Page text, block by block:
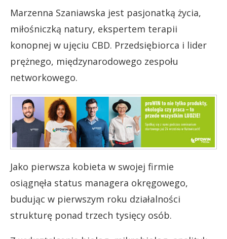
Marzenna Szaniawska jest pasjonatką życia,
miłośniczką natury, ekspertem terapii
konopnej w ujęciu CBD. Przedsiębiorca i lider
prężnego, międzynarodowego zespołu
networkowego.
Jako pierwsza kobieta w swojej firmie
osiągnęła status managera okręgowego,
budując w pierwszym roku działalności
strukturę ponad trzech tysięcy osób.